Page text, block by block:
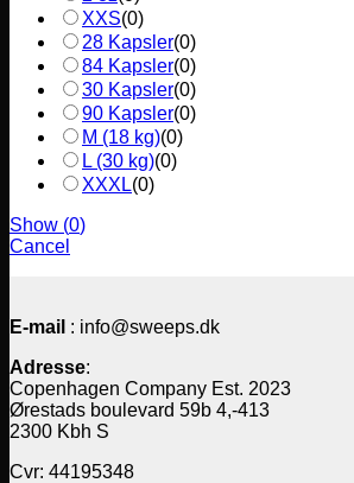
XXS(0)
28 Kapsler(0)
84 Kapsler(0)
30 Kapsler(0)
90 Kapsler(0)
M (18 kg)(0)
L (30 kg)(0)
XXXL(0)
Show (0)
Cancel
E-mail : info@sweeps.dk
Adresse:
Copenhagen Company Est. 2023
Ørestads boulevard 59b 4,-413
2300 Kbh S
Cvr: 44195348